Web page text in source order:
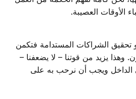
الأوقات العصيبة.
تحقيق الشراكات المستدامة فتكمن
وهذا يزيد من قوتنا – لا يضعفنا –
الداخل ويجب أن نرحب به على